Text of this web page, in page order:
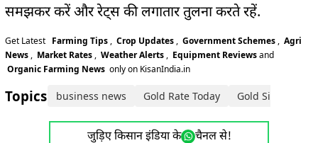
समझकर करें और रेट्स की लगातार तुलना करते रहें.
Get Latest Farming Tips , Crop Updates , Government Schemes , Agri
News , Market Rates , Weather Alerts , Equipment Reviewsand
Organic Farming News only on KisanIndia.in
Topics: business news Gold Rate Today Gold Silver Rate
जुड़िए किसान इंडिया के चैनल से!